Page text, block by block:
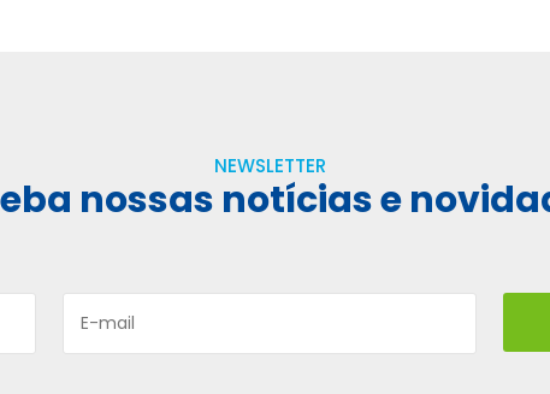
NEWSLETTER
nossas notícias e